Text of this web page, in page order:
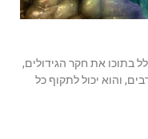
בתוכו את חקר הגידולים,
והוא יכול לתקוף כל